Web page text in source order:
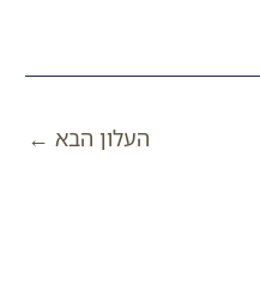
העלון הבא ←